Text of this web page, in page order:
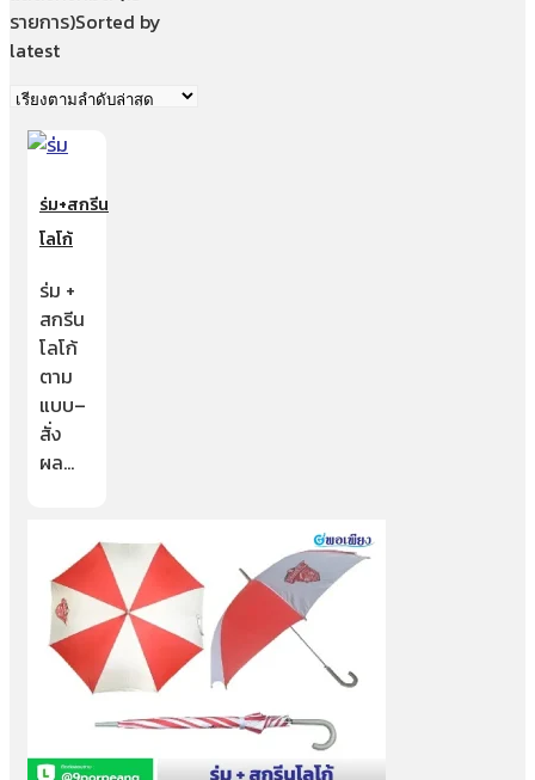
รายการ)Sorted by
latest
ร่ม+สกรีน
โลโก้
ร่ม +
สกรีน
โลโก้
ตาม
แบบ–
สั่ง
ผล…